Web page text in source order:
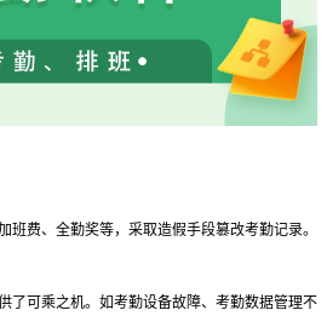
班费、全勤奖等，采取造假手段篡改考勤记录。
了可乘之机。如考勤设备故障、考勤数据管理不